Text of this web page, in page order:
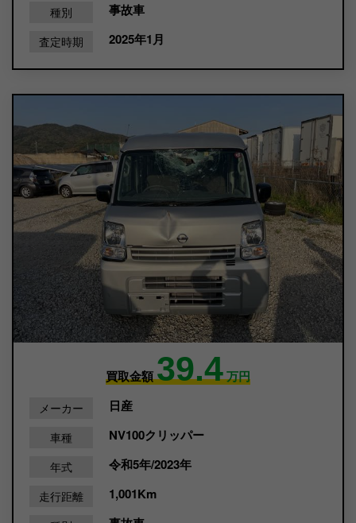
種別 事故車
査定時期 2025年1月
買取金額39.4万円
メーカー 日産
車種 NV100クリッパー
年式 令和5年/2023年
走行距離 1,001Km